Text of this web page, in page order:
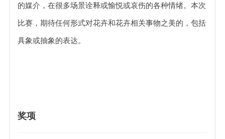
的媒介，在很多场景诠释或愉悦或哀伤的各种情绪。本次
比赛，期待任何形式对花卉和花卉相关事物之美的，包括
具象或抽象的表达。
奖项